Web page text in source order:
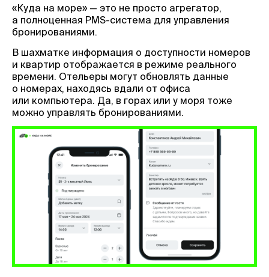
«Куда на море» — это не просто агрегатор,
а полноценная PMS-система для управления
бронированиями.
В шахматке информация о доступности номеров
и квартир отображается в режиме реального
времени. Отельеры могут обновлять данные
о номерах, находясь вдали от офиса
или компьютера. Да, в горах или у моря тоже
можно управлять бронированиями.